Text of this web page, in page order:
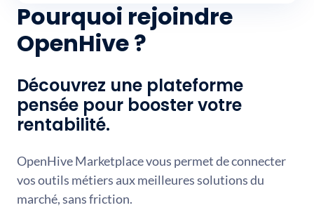
Pourquoi rejoindre
OpenHive ?
Découvrez une plateforme
pensée pour booster votre
rentabilité.
OpenHive Marketplace vous permet de connecter
vos outils métiers aux meilleures solutions du
marché, sans friction.